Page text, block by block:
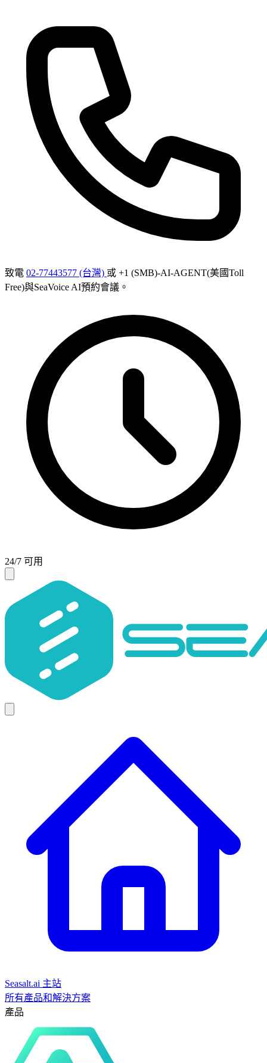
致電 02-77443577 (台灣) 或 +1 (SMB)-AI-AGENT(美國Toll
Free)與SeaVoice AI預約會議。
24/7 可用
Seasalt.ai 主站
所有產品和解決方案
產品